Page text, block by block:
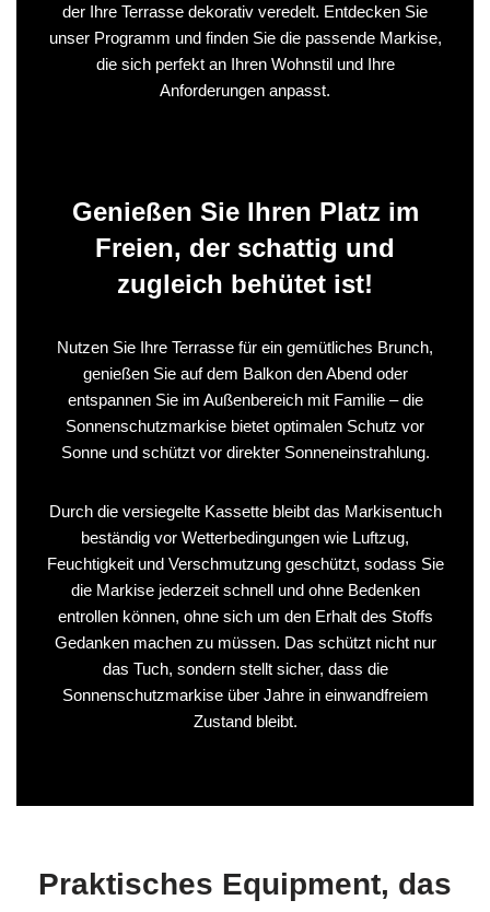
der Ihre Terrasse dekorativ veredelt. Entdecken Sie
unser Programm und finden Sie die passende Markise,
die sich perfekt an Ihren Wohnstil und Ihre
Anforderungen anpasst.
Genießen Sie Ihren Platz im
Freien, der schattig und
zugleich behütet ist!
Nutzen Sie Ihre Terrasse für ein gemütliches Brunch,
genießen Sie auf dem Balkon den Abend oder
entspannen Sie im Außenbereich mit Familie – die
Sonnenschutzmarkise bietet optimalen Schutz vor
Sonne und schützt vor direkter Sonneneinstrahlung.
Durch die versiegelte Kassette bleibt das Markisentuch
beständig vor Wetterbedingungen wie Luftzug,
Feuchtigkeit und Verschmutzung geschützt, sodass Sie
die Markise jederzeit schnell und ohne Bedenken
entrollen können, ohne sich um den Erhalt des Stoffs
Gedanken machen zu müssen. Das schützt nicht nur
das Tuch, sondern stellt sicher, dass die
Sonnenschutzmarkise über Jahre in einwandfreiem
Zustand bleibt.
Praktisches Equipment, das